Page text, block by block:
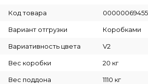
Код товара 00000069455
Вариант отгрузки Коробками
Вариативность цвета V2
Вес коробки 20 кг
Вес поддона 1110 кг